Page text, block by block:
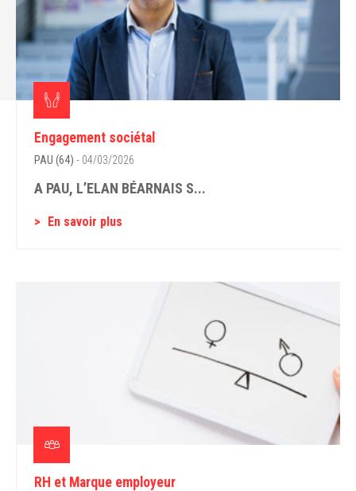
Engagement sociétal
PAU (64) - 04/03/2026
A PAU, L’ELAN BÉARNAIS S...
En savoir plus
RH et Marque employeur